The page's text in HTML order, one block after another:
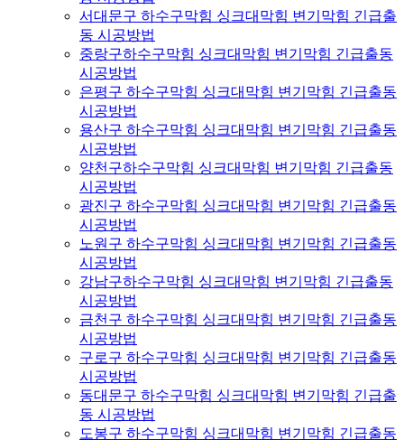
서대문구 하수구막힘 싱크대막힘 변기막힘 긴급출
동 시공방법
중랑구하수구막힘 싱크대막힘 변기막힘 긴급출동
시공방법
은평구 하수구막힘 싱크대막힘 변기막힘 긴급출동
시공방법
용산구 하수구막힘 싱크대막힘 변기막힘 긴급출동
시공방법
양천구하수구막힘 싱크대막힘 변기막힘 긴급출동
시공방법
광진구 하수구막힘 싱크대막힘 변기막힘 긴급출동
시공방법
노원구 하수구막힘 싱크대막힘 변기막힘 긴급출동
시공방법
강남구하수구막힘 싱크대막힘 변기막힘 긴급출동
시공방법
금천구 하수구막힘 싱크대막힘 변기막힘 긴급출동
시공방법
구로구 하수구막힘 싱크대막힘 변기막힘 긴급출동
시공방법
동대문구 하수구막힘 싱크대막힘 변기막힘 긴급출
동 시공방법
도봉구 하수구막힘 싱크대막힘 변기막힘 긴급출동